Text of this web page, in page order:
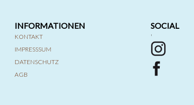
INFORMATIONEN
KONTAKT
IMPRESSSUM
DATENSCHUTZ
AGB
SOCIAL
'